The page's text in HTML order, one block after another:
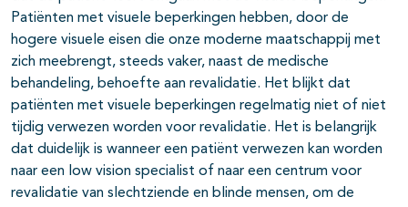
Patiënten met visuele beperkingen hebben, door de
hogere visuele eisen die onze moderne maatschappij met
zich meebrengt, steeds vaker, naast de medische
behandeling, behoefte aan revalidatie. Het blijkt dat
patiënten met visuele beperkingen regelmatig niet of niet
tijdig verwezen worden voor revalidatie. Het is belangrijk
dat duidelijk is wanneer een patiënt verwezen kan worden
naar een low vision specialist of naar een centrum voor
revalidatie van slechtziende en blinde mensen, om de